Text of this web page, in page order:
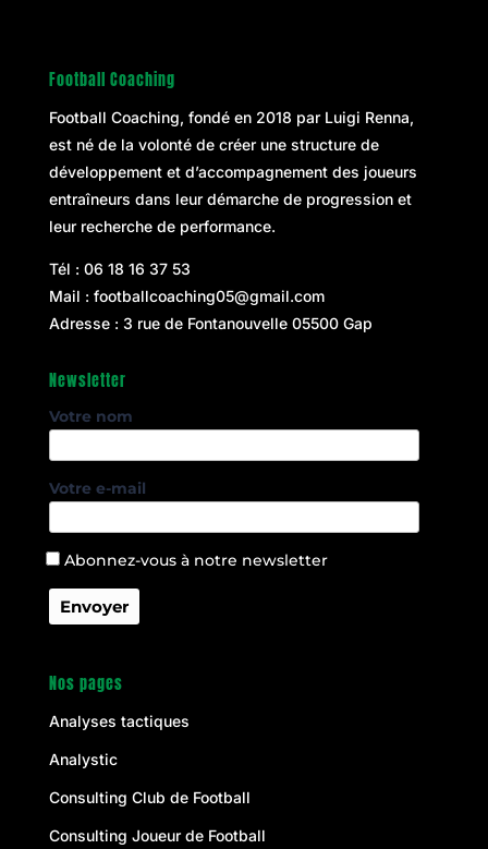
Football Coaching
Football Coaching, fondé en 2018 par Luigi Renna,
est né de la volonté de créer une structure de
développement et d’accompagnement des joueurs
entraîneurs dans leur démarche de progression et
leur recherche de performance.
Tél : 06 18 16 37 53
Mail : footballcoaching05@gmail.com
Adresse : 3 rue de Fontanouvelle 05500 Gap
Newsletter
Votre nom
Votre e-mail
Abonnez-vous à notre newsletter
Nos pages
Analyses tactiques
Analystic
Consulting Club de Football
Consulting Joueur de Football